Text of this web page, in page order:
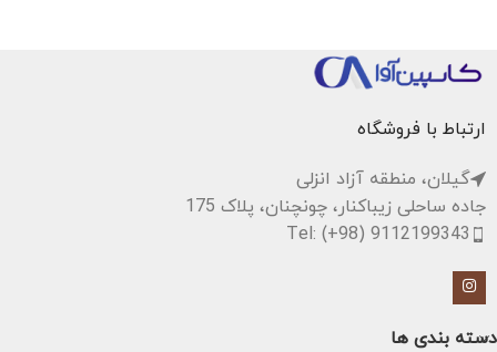
ارتباط با فروشگاه
گیلان، منطقه آزاد انزلی
جاده ساحلی زیباکنار، چونچنان، پلاک 175
Tel: (+98) 9112199343
دسته بندی ها